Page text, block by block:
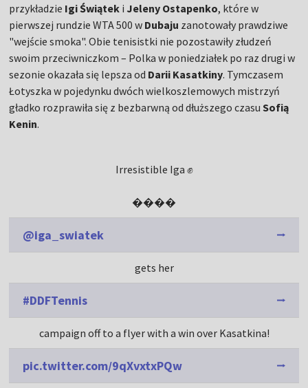
przykładzie Igi Świątek i Jeleny Ostapenko, które w
pierwszej rundzie WTA 500 w Dubaju zanotowały prawdziwe
"wejście smoka". Obie tenisistki nie pozostawiły złudzeń
swoim przeciwniczkom – Polka w poniedziałek po raz drugi w
sezonie okazała się lepsza od Darii Kasatkiny. Tymczasem
Łotyszka w pojedynku dwóch wielkoszlemowych mistrzyń
gładko rozprawiła się z bezbarwną od dłuższego czasuSofią
Kenin.
Irresistible Iga ✊
����
@iga_swiatek
gets her
#DDFTennis
campaign off to a flyer with a win over Kasatkina!
pic.twitter.com/9qXvxtxPQw